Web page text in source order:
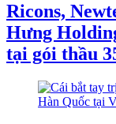
Ricons,
Hưng
tại gói thầu